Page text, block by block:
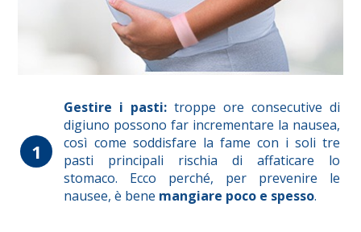
1
Gestire i pasti: troppe ore consecutive di
digiuno possono far incrementare la nausea,
così come soddisfare la fame con i soli tre
pasti principali rischia di affaticare lo
stomaco. Ecco perché, per prevenire le
nausee, è bene mangiare poco e spesso.